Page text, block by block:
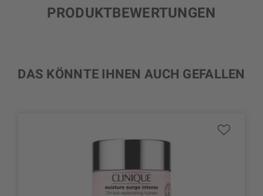
PRODUKTBEWERTUNGEN
DAS KÖNNTE IHNEN AUCH GEFALLEN